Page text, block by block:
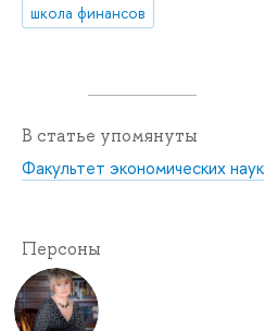
школа финансов
В статье упомянуты
Факультет экономических наук
Персоны